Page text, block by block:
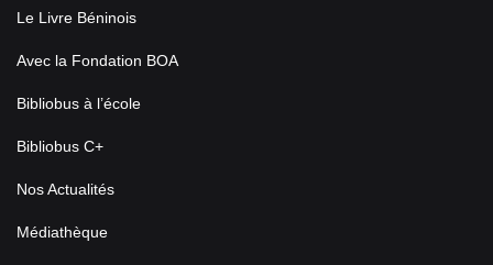
Le Livre Béninois
Avec la Fondation BOA
Bibliobus à l’école
Bibliobus C+
Nos Actualités
Médiathèque